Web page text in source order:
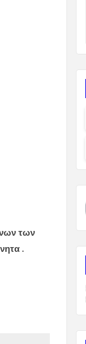
των
.